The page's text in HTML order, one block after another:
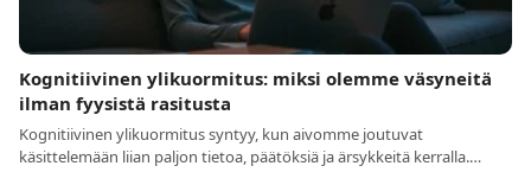
Kognitiivinen ylikuormitus: miksi olemme väsyneitä
ilman fyysistä rasitusta
Kognitiivinen ylikuormitus syntyy, kun aivomme joutuvat
käsittelemään liian paljon tietoa, päätöksiä ja ärsykkeitä kerralla.…